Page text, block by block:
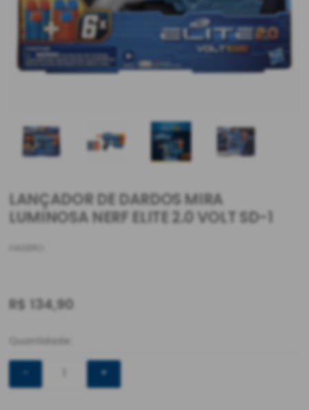
LANÇADOR DE DARDOS MIRA
LUMINOSA NERF ELITE 2.0 VOLT SD-1
R$ 134,90
Quantidade:
-
+